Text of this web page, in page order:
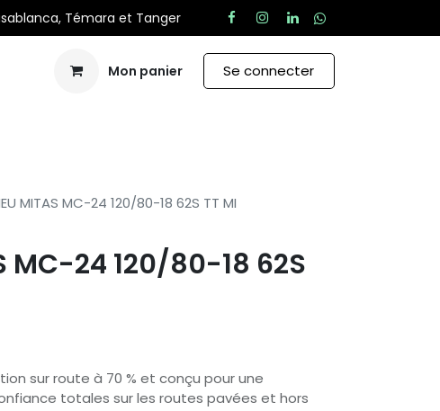
Témara et Tanger
Mon panier Se connecter
MITAS MC-24 120/80-18 62S TT MI
MC-24 120/80-18 62S
sur route à 70 % et conçu pour une
totales sur les routes pavées et hors